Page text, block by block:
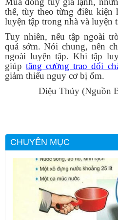
thể, tùy theo từng điều kiện
luyện tập trong nhà và luyện
Tuy nhiên, nếu tập ngoài
quá sớm. Nói chung, nên
ngoài luyện tập. Khi tập
giúptăng cường trao đổi
giảm thiểu nguy cơ bị ốm.
Diệu Thúy (Nguồn
CHUYÊN MỤC